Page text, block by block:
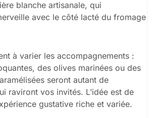
blanche artisanale, qui
avec le côté lacté du fromage
à varier les accompagnements :
des olives marinées ou des
seront autant de
raviront vos invités. L’idée est de
gustative riche et variée.